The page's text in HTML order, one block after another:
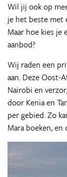
Wil jij ook op
je het beste met
Maar hoe kies
aanbod?
Wij raden een
aan. Deze Oost-
Nairobi en
door Kenia en
per gebied. Zo
Mara boeken, en